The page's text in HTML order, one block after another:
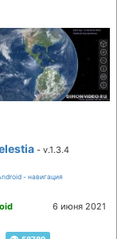
- v.1.3.4
- навигация
6 июня 2021